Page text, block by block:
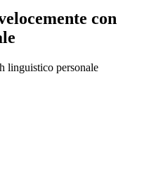
con
linguistico personale